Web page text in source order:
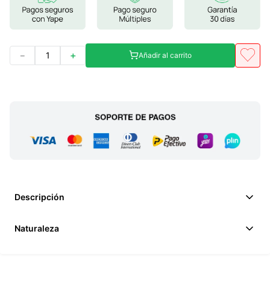
9.
stevia
＋
－ Añadir al carrito
Descripción
Naturaleza